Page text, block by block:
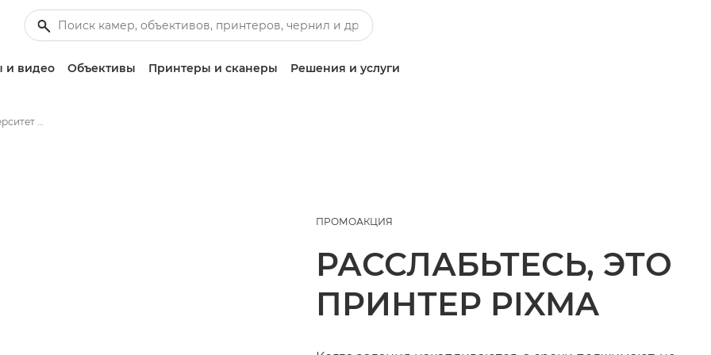
и видео Объективы Принтеры и сканеры Решения и услуги
Возвращение в университет никогда не выглядело лучше
ПРОМОАКЦИЯ
РАССЛАБЬТЕСЬ, ЭТО
ПРИНТЕР PIXMA